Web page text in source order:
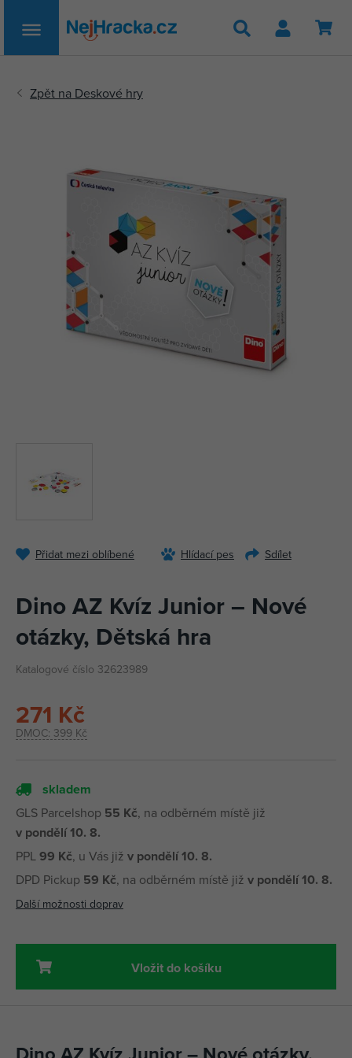
Hledat
Přidat mezi oblíbené Hlídací pes Sdílet
Dino AZ Kvíz Junior – Nové
otázky, Dětská hra
Katalogové číslo 32623989
DMOC: 399 Kč
271 Kč
skladem
GLS Parcelshop 55 Kč, na odběrném místě již
v pondělí 10. 8.
PPL99 Kč, u Vás již v pondělí 10. 8.
DPD Pickup 59 Kč, na odběrném místě již v pondělí 10. 8.
Další možnosti doprav
Vložit do košíku